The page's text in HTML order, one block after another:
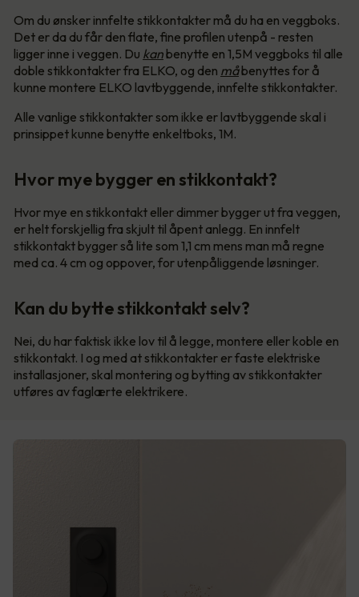
Om du ønsker innfelte stikkontakter må du ha en veggboks.
Det er da du får den flate, fine profilen utenpå - resten
ligger inne i veggen. Du kanbenytte en 1,5M veggboks til alle
doble stikkontakter fra ELKO, og den måbenyttes for å
kunne montere ELKO lavtbyggende, innfelte stikkontakter.
Alle vanlige stikkontakter som ikke er lavtbyggende skal i
prinsippet kunne benytte enkeltboks, 1M.
Hvor mye bygger en stikkontakt?
Hvor mye en stikkontakt eller dimmer bygger ut fra veggen,
er helt forskjellig fra skjult til åpent anlegg. En innfelt
stikkontakt bygger så lite som 1,1 cm mens man må regne
med ca. 4 cm og oppover, for utenpåliggende løsninger.
Kan du bytte stikkontakt selv?
Nei, du har faktisk ikke lov til å legge, montere eller koble en
stikkontakt. I og med at stikkontakter er faste elektriske
installasjoner, skal montering og bytting av stikkontakter
utføres av faglærte elektrikere.